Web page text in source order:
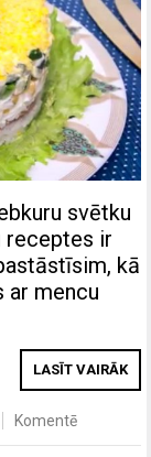
svētku
receptes ir
kā
ar mencu
LASĪT VAIRĀK
Komentē